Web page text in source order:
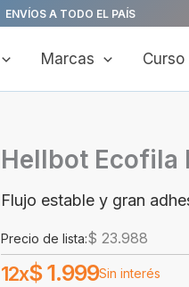
ENVÍOS A TODO EL PAÍS
Marcas
Hellbot Ecofila
Flujo estable y gran
Precio de lista:$ 23.988
12x$1.999Sin interés